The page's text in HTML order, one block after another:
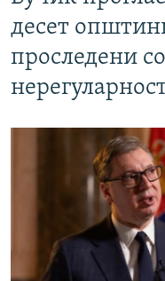
десет
проследени